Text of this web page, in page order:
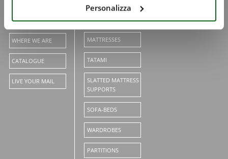
Personalizza
SHOP ON LINE
WHERE WE ARE
CATALOGUE
LIVE YOUR MAIL
BEDS
MATTRESSES
TATAMI
SLATTED MATTRESS
SUPPORTS
SOFA-BEDS
WARDROBES
PARTITIONS